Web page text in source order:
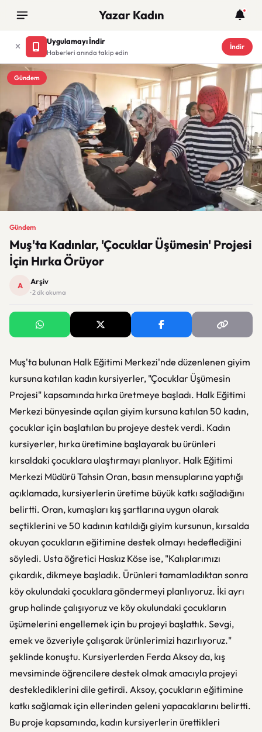
Yazar Kadın
Uygulamayı İndir
Haberleri anında takip edin
İndir
Gündem
Gündem
Muş'ta Kadınlar, 'Çocuklar Üşümesin' Projesi
İçin Hırka Örüyor
A Arşiv
· 2 dk okuma
Muş'ta bulunan Halk Eğitimi Merkezi'nde düzenlenen giyim
kursuna katılan kadın kursiyerler, "Çocuklar Üşümesin
Projesi" kapsamında hırka üretmeye başladı. Halk Eğitimi
Merkezi bünyesinde açılan giyim kursuna katılan 50 kadın,
çocuklar için başlatılan bu projeye destek verdi. Kadın
kursiyerler, hırka üretimine başlayarak bu ürünleri
kırsaldaki çocuklara ulaştırmayı planlıyor. Halk Eğitimi
Merkezi Müdürü Tahsin Oran, basın mensuplarına yaptığı
açıklamada, kursiyerlerin üretime büyük katkı sağladığını
belirtti. Oran, kumaşları kış şartlarına uygun olarak
seçtiklerini ve 50 kadının katıldığı giyim kursunun, kırsalda
okuyan çocukların eğitimine destek olmayı hedeflediğini
söyledi. Usta öğretici Haskız Köse ise, "Kalıplarımızı
çıkardık, dikmeye başladık. Ürünleri tamamladıktan sonra
köy okulundaki çocuklara göndermeyi planlıyoruz. İki ayrı
grup halinde çalışıyoruz ve köy okulundaki çocukların
üşümelerini engellemek için bu projeyi başlattık. Sevgi,
emek ve özveriyle çalışarak ürünlerimizi hazırlıyoruz."
şeklinde konuştu. Kursiyerlerden Ferda Aksoy da, kış
mevsiminde öğrencilere destek olmak amacıyla projeyi
desteklediklerini dile getirdi. Aksoy, çocukların eğitimine
katkı sağlamak için ellerinden geleni yapacaklarını belirtti.
Bu proje kapsamında, kadın kursiyerlerin ürettikleri